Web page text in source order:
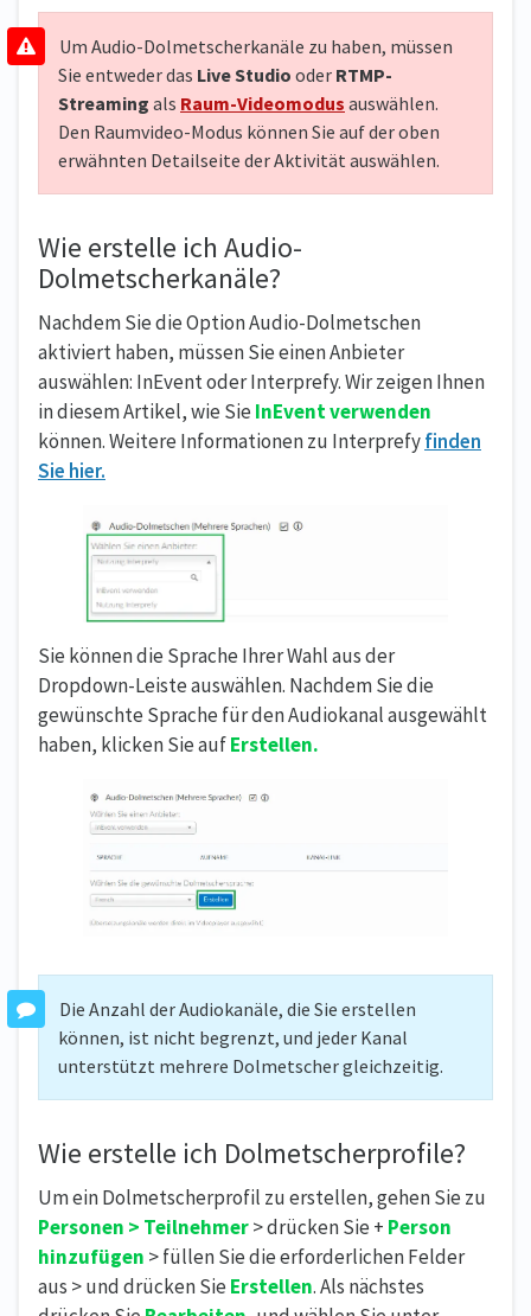
Um Audio-Dolmetscherkanäle zu haben, müssen
Sie entweder das Live Studio oder RTMP-
Streaming als Raum-Videomodus auswählen.
Den Raumvideo-Modus können Sie auf der oben
erwähnten Detailseite der Aktivität auswählen.
Wie erstelle ich Audio-
Dolmetscherkanäle?
Nachdem Sie die Option Audio-Dolmetschen
aktiviert haben, müssen Sie einen Anbieter
auswählen: InEvent oder Interprefy. Wir zeigen Ihnen
in diesem Artikel, wie Sie InEvent verwenden
können. Weitere Informationen zu Interprefyfinden
Sie hier.
Sie können die Sprache Ihrer Wahl aus der
Dropdown-Leiste auswählen. Nachdem Sie die
gewünschte Sprache für den Audiokanal ausgewählt
haben, klicken Sie aufErstellen.
Die Anzahl der Audiokanäle, die Sie erstellen
können, ist nicht begrenzt, und jeder Kanal
unterstützt mehrere Dolmetscher gleichzeitig.
Wie erstelle ich Dolmetscherprofile?
Um ein Dolmetscherprofil zu erstellen, gehen Sie zu
Personen > Teilnehmer> drücken Sie + Person
hinzufügen > füllen Sie die erforderlichen Felder
aus > und drücken Sie Erstellen. Als nächstes